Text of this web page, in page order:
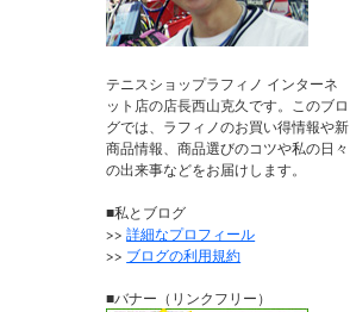
テニスショップラフィノ インターネ
ット店の店長西山克久です。このブロ
グでは、ラフィノのお買い得情報や新
商品情報、商品選びのコツや私の日々
の出来事などをお届けします。
■私とブログ
>>詳細なプロフィール
>> ブログの利用規約
■バナー（リンクフリー）